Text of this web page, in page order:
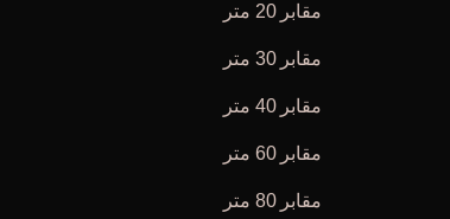
مقابر 20 متر
مقابر 30 متر
مقابر 40 متر
مقابر 60 متر
مقابر 80 متر